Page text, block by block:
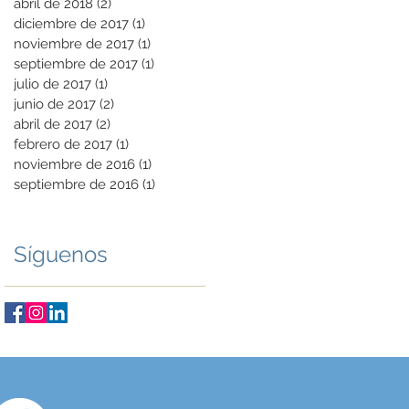
abril de 2018 (2)
diciembre de 2017 (1)
noviembre de 2017 (1)
septiembre de 2017 (1)
julio de 2017 (1)
junio de 2017 (2)
abril de 2017 (2)
febrero de 2017 (1)
noviembre de 2016 (1)
septiembre de 2016 (1)
Síguenos